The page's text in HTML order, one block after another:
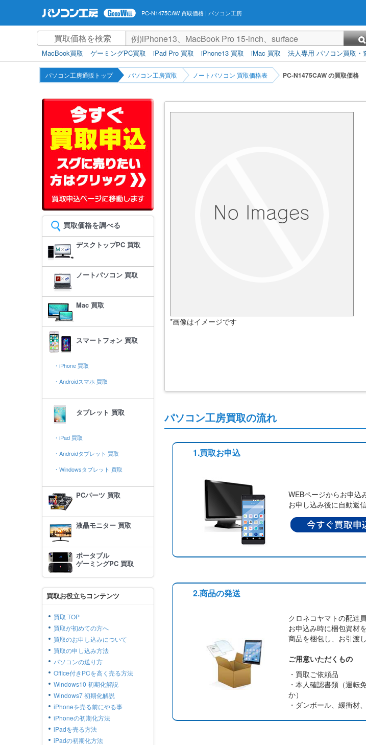
PC-N1475CAW 買取価格 | パソコン工房
MacBook買取 ゲーミングPC買取 iPad Pro 買取 iPhone13 買取 iMac 買取 法人専用 パソコン買取・
パソコン工房通販トップ パソコン工房買取 ノートパソコン 買取価格表 PC-N1475CAW の買取価格
*画像はイメージです
パソコン工房買取の流れ
1.買取お申込
WEBページからお申込
お申し込み後に自動返
2.商品の発送
クロネコヤマトの配達
お申込み時に梱包資材
商品を梱包し、お引渡
ご用意いただくもの
・買取ご依頼品
・本人確認書類（運転
か）
・ダンボール、緩衝材
買取価格を調べる
デスクトップPC 買取
ノートパソコン 買取
Mac 買取
スマートフォン 買取
・iPhone 買取
・Androidスマホ 買取
タブレット 買取
・iPad 買取
・Androidタブレット 買取
・Windowsタブレット 買取
PCパーツ 買取
液晶モニター 買取
ポータブル
ゲーミングPC 買取
買取お役立ちコンテンツ
買取 TOP
買取が初めての方へ
買取のお申し込みについて
買取の申し込み方法
パソコンの送り方
Office付きPCを高く売る方法
Windows10 初期化解説
Windows7 初期化解説
iPhoneを売る前にやる事
iPhoneの初期化方法
iPadを売る方法
iPadの初期化方法